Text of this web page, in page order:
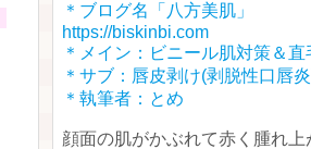
＊ブログ名「八方美肌」
https://biskinbi.com
＊メイン：ビニール肌対策＆
＊サブ：唇皮剥け(剥脱性口唇
＊執筆者：とめ
顔面の肌がかぶれて赤く腫れ上